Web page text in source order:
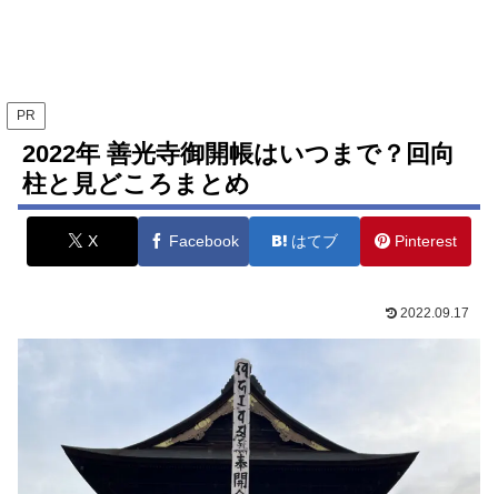
PR
2022年 善光寺御開帳はいつまで？回向
柱と見どころまとめ
X Facebook はてブ Pinterest
2022.09.17